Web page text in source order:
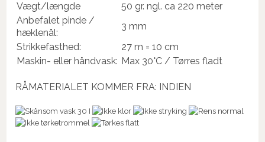
Vægt/længde
50 gr. ngl. ca 220 meter
Anbefalet pinde /
hæklenål:
3 mm
Strikkefasthed:
27 m = 10 cm
Maskin- eller håndvask: Max 30°C / Tørres fladt
RÅMATERIALET KOMMER FRA: INDIEN